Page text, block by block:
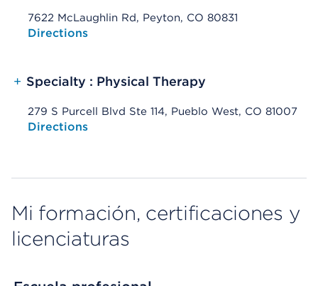
7622 McLaughlin Rd, Peyton, CO 80831
Opens native map application on mobile devices
Directions
+ Specialty : Physical Therapy
279 S Purcell Blvd Ste 114, Pueblo West, CO 81007
Opens native map application on mobile devices
Directions
Mi formación, certificaciones y
licenciaturas